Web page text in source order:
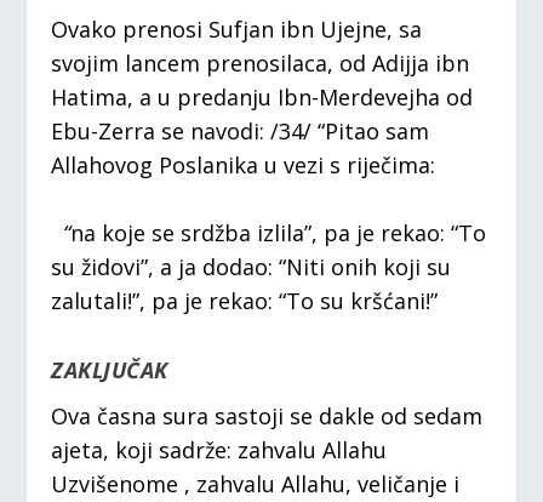
Ovako prenosi Sufjan ibn Ujejne, sa
svojim lancem prenosilaca, od Adijja ibn
Hatima, a u predanju Ibn-Merdevejha od
Ebu-Zerra se navodi: /34/ “Pitao sam
Allahovog Poslanika u vezi s riječima:
“na koje se srdžba izlila”, pa je rekao: “To
su židovi”, a ja dodao: “Niti onih koji su
zalutali!”, pa je rekao: “To su kršćani!”
ZAKLJUČAK
Ova časna sura sastoji se dakle od sedam
ajeta, koji sadrže: zahvalu Allahu
Uzvišenome , zahvalu Allahu, veličanje i